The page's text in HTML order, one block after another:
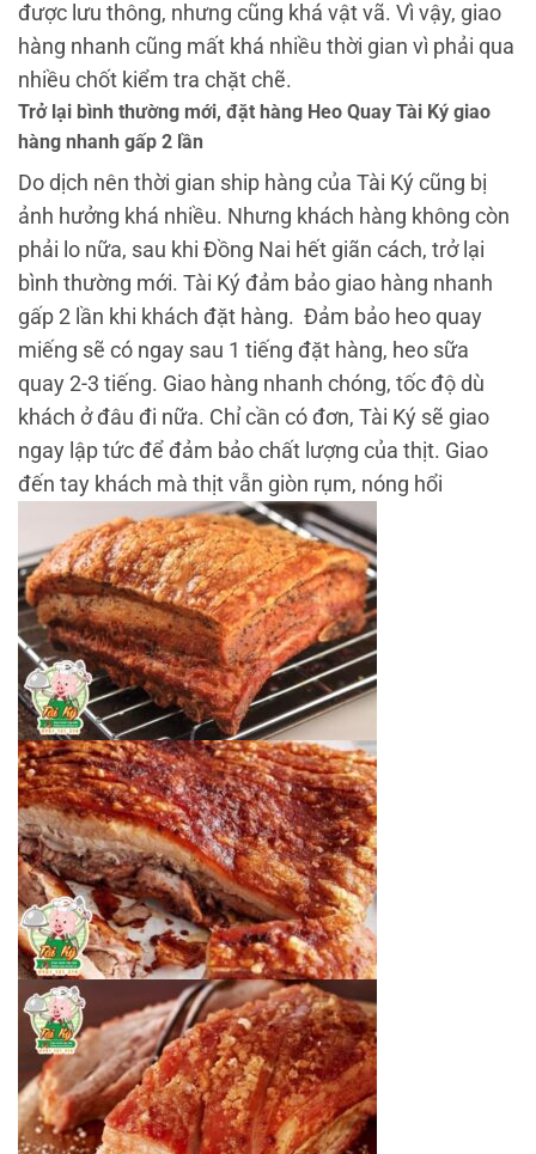
được lưu thông, nhưng cũng khá vật vã. Vì vậy, giao
hàng nhanh cũng mất khá nhiều thời gian vì phải qua
nhiều chốt kiểm tra chặt chẽ.
Trở lại bình thường mới, đặt hàng Heo Quay Tài Ký giao
hàng nhanh gấp 2 lần
Do dịch nên thời gian ship hàng của Tài Ký cũng bị
ảnh hưởng khá nhiều. Nhưng khách hàng không còn
phải lo nữa, sau khi Đồng Nai hết giãn cách, trở lại
bình thường mới. Tài Ký đảm bảo giao hàng nhanh
gấp 2 lần khi khách đặt hàng. Đảm bảo heo quay
miếng sẽ có ngay sau 1 tiếng đặt hàng, heo sữa
quay 2-3 tiếng. Giao hàng nhanh chóng, tốc độ dù
khách ở đâu đi nữa. Chỉ cần có đơn, Tài Ký sẽ giao
ngay lập tức để đảm bảo chất lượng của thịt. Giao
đến tay khách mà thịt vẫn giòn rụm, nóng hổi